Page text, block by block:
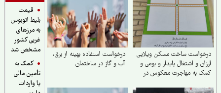
قیمت
بلیط اتوبوس
به مرزهای
غربی کشور
مشخص شد
کمک به
تأمین مالی
یا واردات
ساخت مسکن ویلایی
و اشتغال پایدار و بومی و
به مهاجرت معکوس در
درخواست استفاده بهینه از برق،
آب و گاز در ساختمان